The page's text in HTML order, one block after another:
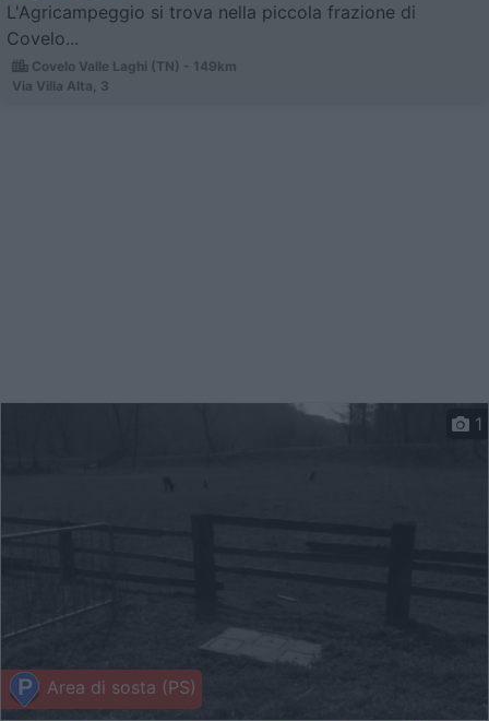
L'Agricampeggio si trova nella piccola frazione di
Covelo...
Covelo Valle Laghi (TN) - 149km
Via Villa Alta, 3
Area di sosta (PS)
1